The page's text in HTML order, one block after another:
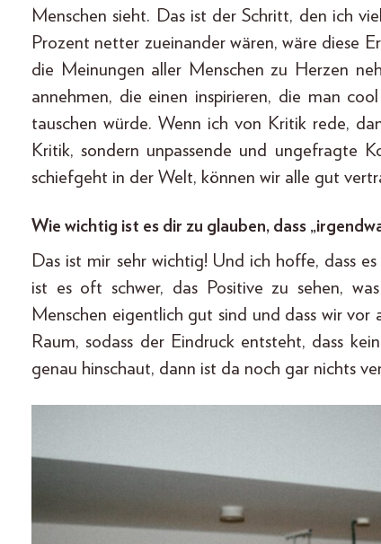
Menschen sieht. Das ist der Schritt, den ich
Prozent netter zueinander wären, wäre diese
die Meinungen aller Menschen zu Herzen
annehmen, die einen inspirieren, die man
tauschen würde. Wenn ich von Kritik rede,
Kritik, sondern unpassende und ungefragte
schiefgeht in der Welt, können wir alle gut
Wie wichtig ist es dir zu glauben, dass
Das ist mir sehr wichtig! Und ich hoffe, dass
ist es oft schwer, das Positive zu sehen,
Menschen eigentlich gut sind und dass wir vor
Raum, sodass der Eindruck entsteht, dass
genau hinschaut, dann ist da noch gar nichts